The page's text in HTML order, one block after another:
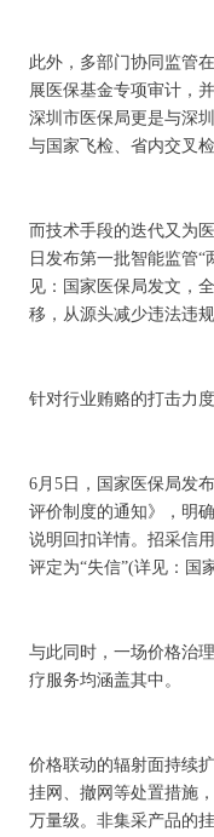
此外，多部门协同监管
展医保基金专项审计，
深圳市医保局更是与深
与国家飞检、省内交叉
而技术手段的迭代又为
日发布第一批智能监管“
见：国家医保局发文，
移，从源头减少违法违
针对行业贿赂的打击力
6月5日，国家医保局发
评价制度的通知》，明
说明回扣详情。招采信
评定为“失信”(详见：国
与此同时，一场价格治
疗服务均涵盖其中。
价格联动的辐射面持续
挂网、撤网等处置措施
万量级。非集采产品的